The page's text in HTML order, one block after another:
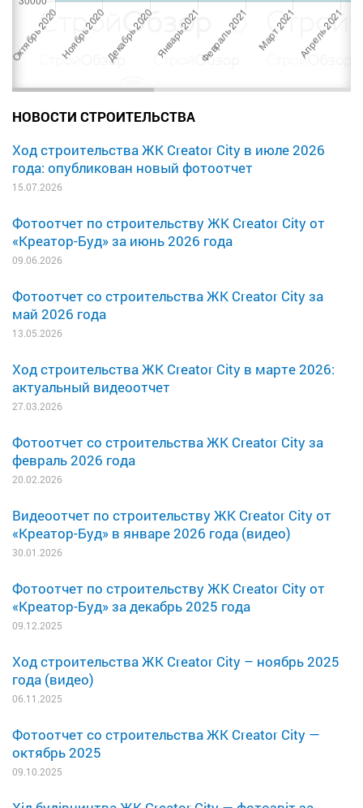
НОВОСТИ СТРОИТЕЛЬСТВА
Ход строительства ЖК Creator City в июле 2026
года: опубликован новый фотоотчет
15.07.2026
Фотоотчет по строительству ЖК Creator City от
«Креатор-Буд» за июнь 2026 года
09.06.2026
Фотоотчет со строительства ЖК Creator City за
май 2026 года
13.05.2026
Ход строительства ЖК Creator City в марте 2026:
актуальный видеоотчет
27.03.2026
Фотоотчет со строительства ЖК Creator City за
февраль 2026 года
20.02.2026
Видеоотчет по строительству ЖК Creator City от
«Креатор-Буд» в январе 2026 года (видео)
30.01.2026
Фотоотчет по строительству ЖК Creator City от
«Креатор-Буд» за декабрь 2025 года
09.12.2025
Ход строительства ЖК Creator City – ноябрь 2025
года (видео)
06.11.2025
Фотоотчет со строительства ЖК Creator City —
октябрь 2025
09.10.2025